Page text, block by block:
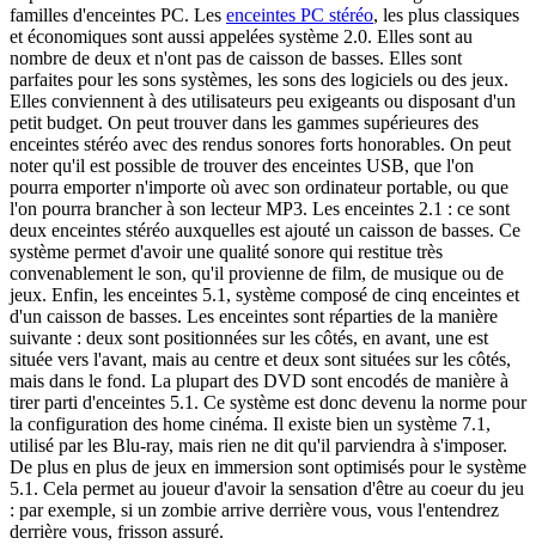
familles d'enceintes PC. Les enceintes PC stéréo, les plus classiques
et économiques sont aussi appelées système 2.0. Elles sont au
nombre de deux et n'ont pas de caisson de basses. Elles sont
parfaites pour les sons systèmes, les sons des logiciels ou des jeux.
Elles conviennent à des utilisateurs peu exigeants ou disposant d'un
petit budget. On peut trouver dans les gammes supérieures des
enceintes stéréo avec des rendus sonores forts honorables. On peut
noter qu'il est possible de trouver des enceintes USB, que l'on
pourra emporter n'importe où avec son ordinateur portable, ou que
l'on pourra brancher à son lecteur MP3. Les enceintes 2.1 : ce sont
deux enceintes stéréo auxquelles est ajouté un caisson de basses. Ce
système permet d'avoir une qualité sonore qui restitue très
convenablement le son, qu'il provienne de film, de musique ou de
jeux. Enfin, les enceintes 5.1, système composé de cinq enceintes et
d'un caisson de basses. Les enceintes sont réparties de la manière
suivante : deux sont positionnées sur les côtés, en avant, une est
située vers l'avant, mais au centre et deux sont situées sur les côtés,
mais dans le fond. La plupart des DVD sont encodés de manière à
tirer parti d'enceintes 5.1. Ce système est donc devenu la norme pour
la configuration des home cinéma. Il existe bien un système 7.1,
utilisé par les Blu-ray, mais rien ne dit qu'il parviendra à s'imposer.
De plus en plus de jeux en immersion sont optimisés pour le système
5.1. Cela permet au joueur d'avoir la sensation d'être au coeur du jeu
: par exemple, si un zombie arrive derrière vous, vous l'entendrez
derrière vous, frisson assuré.